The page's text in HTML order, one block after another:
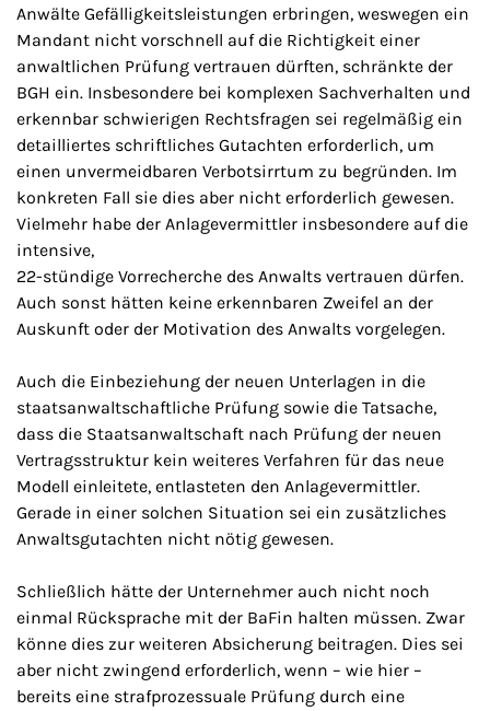
Anwälte Gefälligkeitsleistungen erbringen, weswegen ein
Mandant nicht vorschnell auf die Richtigkeit einer
anwaltlichen Prüfung vertrauen dürften, schränkte der
BGH ein. Insbesondere bei komplexen Sachverhalten und
erkennbar schwierigen Rechtsfragen sei regelmäßig ein
detailliertes schriftliches Gutachten erforderlich, um
einen unvermeidbaren Verbotsirrtum zu begründen. Im
konkreten Fall sie dies aber nicht erforderlich gewesen.
Vielmehr habe der Anlagevermittler insbesondere auf die
intensive,
22-stündige Vorrecherche des Anwalts vertrauen dürfen.
Auch sonst hätten keine erkennbaren Zweifel an der
Auskunft oder der Motivation des Anwalts vorgelegen.
Auch die Einbeziehung der neuen Unterlagen in die
staatsanwaltschaftliche Prüfung sowie die Tatsache,
dass die Staatsanwaltschaft nach Prüfung der neuen
Vertragsstruktur kein weiteres Verfahren für das neue
Modell einleitete, entlasteten den Anlagevermittler.
Gerade in einer solchen Situation sei ein zusätzliches
Anwaltsgutachten nicht nötig gewesen.
Schließlich hätte der Unternehmer auch nicht noch
einmal Rücksprache mit der BaFin halten müssen. Zwar
könne dies zur weiteren Absicherung beitragen. Dies sei
aber nicht zwingend erforderlich, wenn – wie hier –
bereits eine strafprozessuale Prüfung durch eine